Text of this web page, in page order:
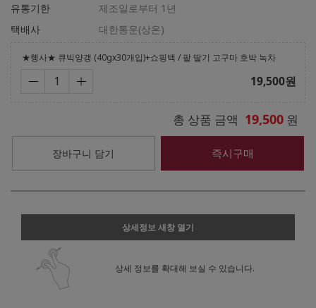
유통기한
제조일로부터 1년
택배사
대한통운(상온)
★행사★ 큐빅양갱 (40gx30개입)+쇼핑백 / 팥 딸기 고구마 호박 녹차
19,500원
총 상품 금액 19,500 원
장바구니 담기 즉시구매
상세정보 새창 열기
상세 정보를 확대해 보실 수 있습니다.